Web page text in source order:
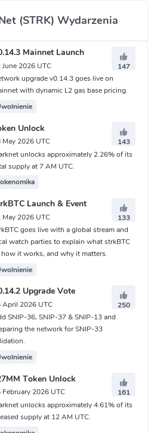
(STRK) Wydarzenia
Mainnet Launch
June 2026 UTC
147
upgrade v0.14.3 goes live on
with dynamic L2 gas base pricing.
Unlock
May 2026 UTC
143
unlocks approximately 2.26% of its
supply at 7 AM UTC.
Launch & Event
May 2026 UTC
133
goes live with a global stream and
watch parties to explain what strkBTC
how it works, and why it matters.
Upgrade Vote
April 2026 UTC
250
SNIP-36, SNIP-37 & SNIP-13 and
the network for SNIP-33
Token Unlock
February 2026 UTC
161
unlocks approximately 4.61% of its
supply at 12 AM UTC.